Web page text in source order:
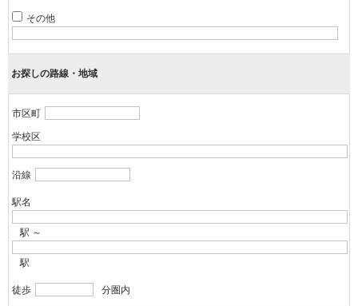
その他
お探しの路線・地域
市区町
学校区
沿線
駅名
駅 ～
駅
徒歩 分圏内